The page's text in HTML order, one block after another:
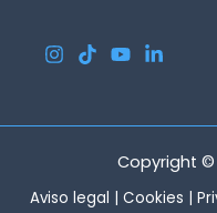
Copyright ©
Aviso legal Cookies